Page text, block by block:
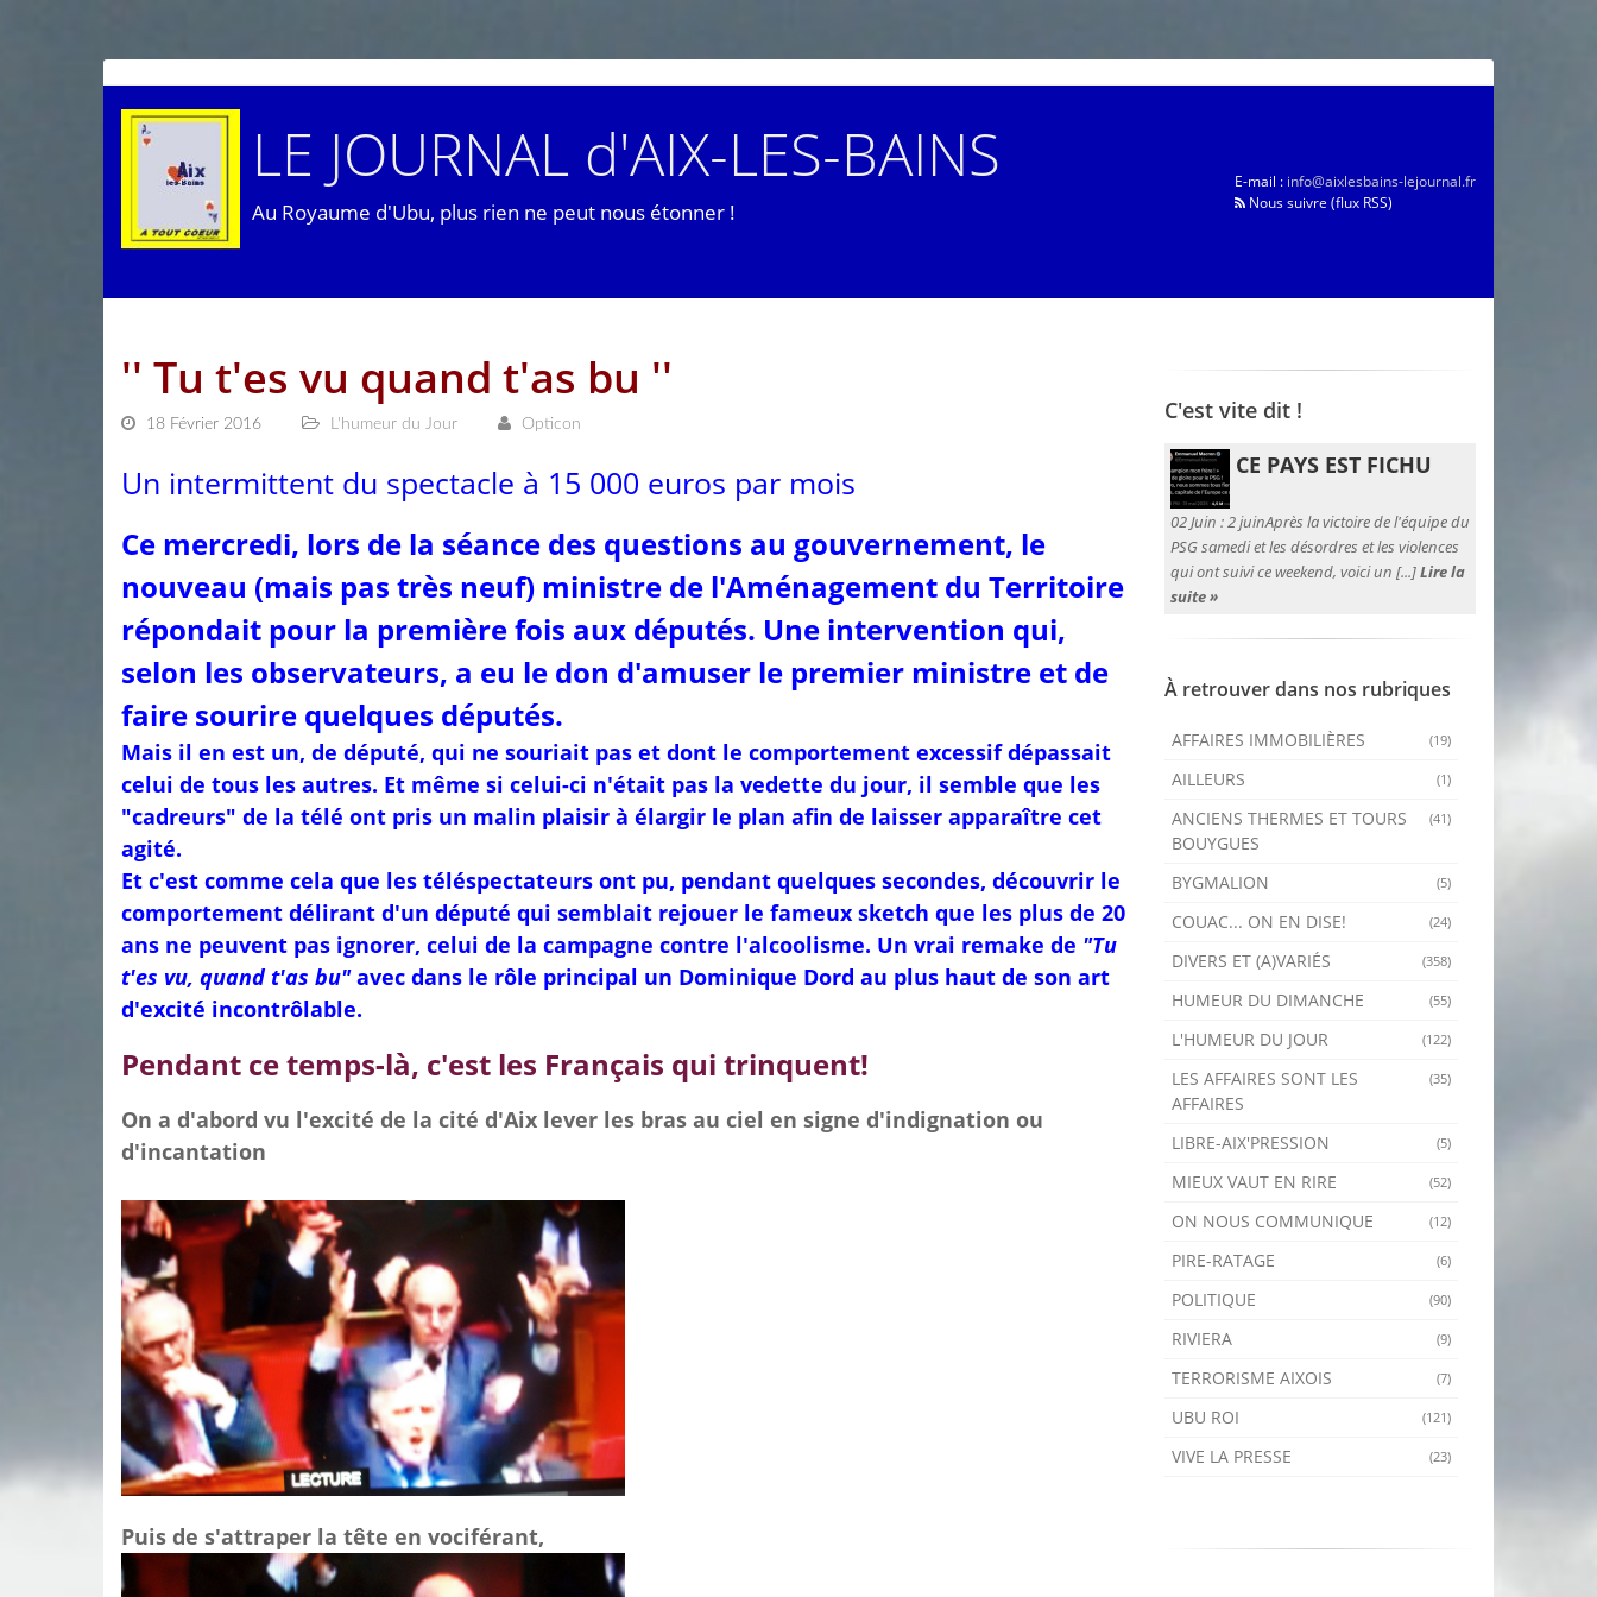
LE JOURNAL d'AIX-LES-BAINS
Au Royaume d'Ubu, plus rien ne peut nous étonner !
E-mail : info@aixlesbains-lejournal.fr
Nous suivre (flux RSS)
'' Tu t'es vu quand t'as bu ''
18 Février 2016 L'humeur du Jour Opticon
Un intermittent du spectacle à 15 000 euros par mois
Ce mercredi, lors de la séance des questions au gouvernement, le
nouveau (mais pas très neuf) ministre de l'Aménagement du Territoire
répondait pour la première fois aux députés. Une intervention qui,
selon les observateurs, a eu le don d'amuser le premier ministre et de
faire sourire quelques députés.
Mais il en est un, de député, qui ne souriait pas et dont le comportement excessif dépassait
celui de tous les autres. Et même si celui-ci n'était pas la vedette du jour, il semble que les
"cadreurs" de la télé ont pris un malin plaisir à élargir le plan afin de laisser apparaître cet
agité.
Et c'est comme cela que les téléspectateurs ont pu, pendant quelques secondes, découvrir le
comportement délirant d'un député qui semblait rejouer le fameux sketch que les plus de 20
ans ne peuvent pas ignorer, celui de la campagne contre l'alcoolisme. Un vrai remake de "Tu
t'es vu, quand t'as bu"avec dans le rôle principal un Dominique Dord au plus haut de son art
d'excité incontrôlable.
Pendant ce temps-là, c'est les Français qui trinquent!
On a d'abord vu l'excité de la cité d'Aix lever les bras au ciel en signe d'indignation ou
d'incantation
Puis de s'attraper la tête en vociférant,
C'est vite dit !
CE PAYS EST FICHU
02 Juin :2 juinAprès la victoire de l'équipe du
PSG samedi et les désordres et les violences
qui ont suivi ce weekend, voici un [...]Lire la
suite »
À retrouver dans nos rubriques
(19)
AFFAIRES IMMOBILIÈRES
(1)
AILLEURS
(41)
ANCIENS THERMES ET TOURS
BOUYGUES
(5)
BYGMALION
(24)
COUAC... ON EN DISE!
(358)
DIVERS ET (A)VARIÉS
(55)
HUMEUR DU DIMANCHE
(122)
L'HUMEUR DU JOUR
(35)
LES AFFAIRES SONT LES
AFFAIRES
(5)
LIBRE-AIX'PRESSION
(52)
MIEUX VAUT EN RIRE
(12)
ON NOUS COMMUNIQUE
(6)
PIRE-RATAGE
(90)
POLITIQUE
(9)
RIVIERA
(7)
TERRORISME AIXOIS
(121)
UBU ROI
(23)
VIVE LA PRESSE